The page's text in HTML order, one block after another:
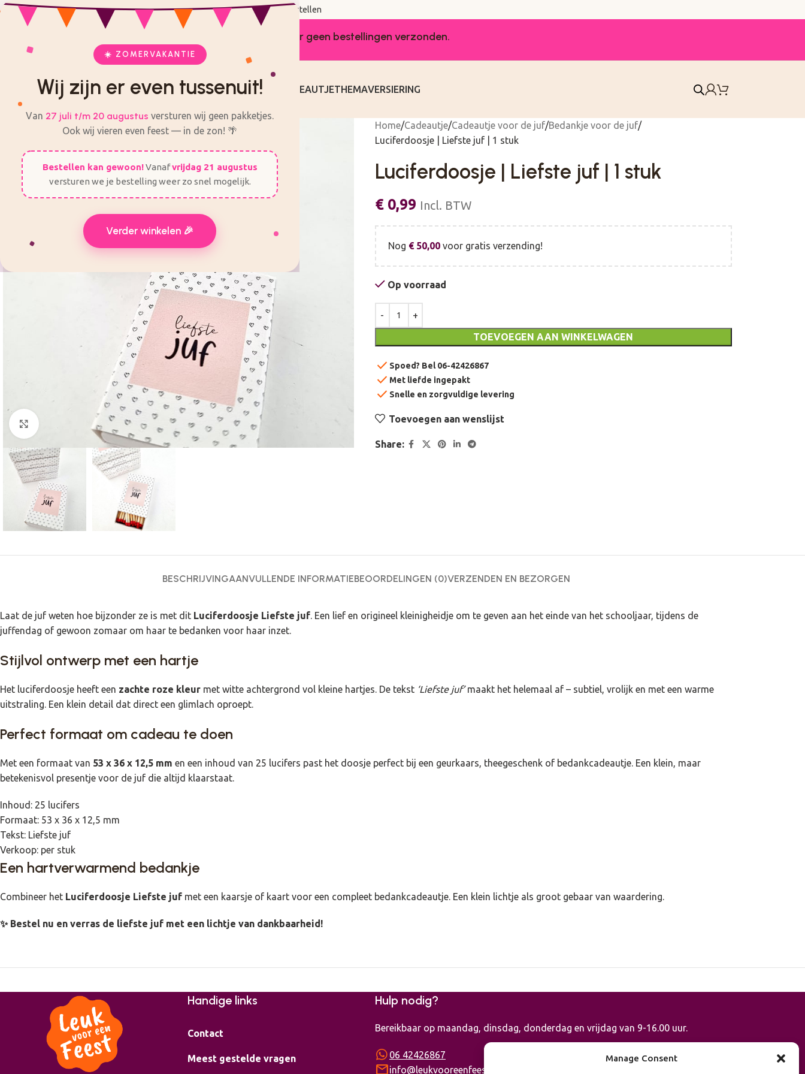
☀️ ZOMERVAKANTIE
Wij zijn er even tussenuit!
Van 27 juli t/m 20 augustus versturen wij geen pakketjes.
Ook wij vieren even feest — in de zon! 🌴
Bestellen kan gewoon!Vanafvrijdag 21 augustus
versturen we je bestelling weer zo snel mogelijk.
Verder winkelen 🎉
Manage Consent
Alles voor je feest op één plekcheckMet liefde ingepaktcheckVeilig en eenvoudig bestellen
zijn er even tussenuit! Van 27 Juli t/m 20 augustus worden er geen bestellingen verzonden.
KANT EN KLARE TRAKTATIES ZELF TRAKTATIES MAKEN CADEAUTJETHEMAVERSIERING
Click to enlarge
Home Cadeautje Cadeautje voor de juf Bedankje voor de juf
Luciferdoosje | Liefste juf | 1 stuk
Luciferdoosje | Liefste juf | 1 stuk
€0,99 Incl. BTW
Nog €50,00voor gratis verzending!
Op voorraad
TOEVOEGEN AAN WINKELWAGEN
check Spoed? Bel 06-42426867
check Met liefde ingepakt
check Snelle en zorgvuldige levering
Toevoegen aan wenslijst
Share:
BESCHRIJVINGAANVULLENDE INFORMATIEBEOORDELINGEN (0)VERZENDEN EN BEZORGEN
Laat de juf weten hoe bijzonder ze is met dit Luciferdoosje Liefste juf. Een lief en origineel kleinigheidje om te geven aan het einde van het schooljaar, tijdens de
juffendag of gewoon zomaar om haar te bedanken voor haar inzet.
Stijlvol ontwerp met een hartje
Het luciferdoosje heeft een zachte roze kleur met witte achtergrond vol kleine hartjes. De tekst ‘Liefste juf’maakt het helemaal af – subtiel, vrolijk en met een warme
uitstraling. Een klein detail dat direct een glimlach oproept.
Perfect formaat om cadeau te doen
Met een formaat van 53 x 36 x 12,5 mm en een inhoud van 25 lucifers past het doosje perfect bij een geurkaars, theegeschenk of bedankcadeautje. Een klein, maar
betekenisvol presentje voor de juf die altijd klaarstaat.
Inhoud: 25 lucifers
Formaat: 53 x 36 x 12,5 mm
Tekst: Liefste juf
Verkoop: per stuk
Een hartverwarmend bedankje
Combineer het Luciferdoosje Liefste juf met een kaarsje of kaart voor een compleet bedankcadeautje. Een klein lichtje als groot gebaar van waardering.
✨ Bestel nu en verras de liefste juf met een lichtje van dankbaarheid!
Handige links
Contact
Meest gestelde vragen
Hulp nodig?
Bereikbaar op maandag, dinsdag, donderdag en vrijdag van 9-16.00 uur.
06 42426867
mailinfo@leukvooreenfeest.nl